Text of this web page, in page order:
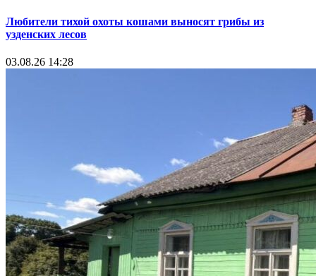
Любители тихой охоты кошами выносят грибы из
узденских лесов
03.08.26 14:28